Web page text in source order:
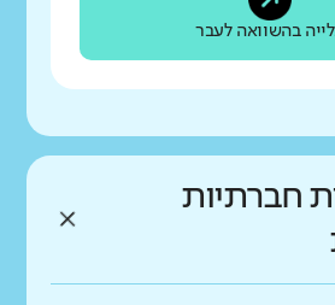
בהשוואה לעבר
חברתיות